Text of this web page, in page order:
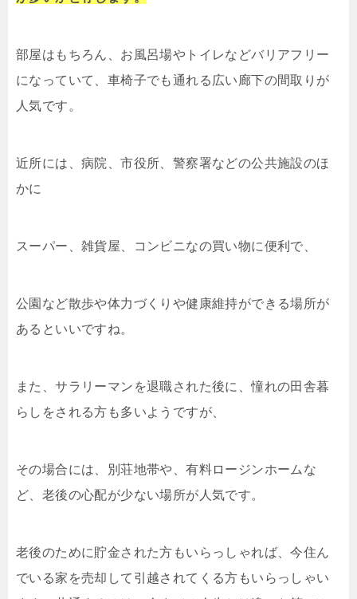
部屋はもちろん、お風呂場やトイレなどバリアフリー
になっていて、車椅子でも通れる広い廊下の間取りが
人気です。
近所には、病院、市役所、警察署などの公共施設のほ
かに
スーパー、雑貨屋、コンビニなの買い物に便利で、
公園など散歩や体力づくりや健康維持ができる場所が
あるといいですね。
また、サラリーマンを退職された後に、憧れの田舎暮
らしをされる方も多いようですが、
その場合には、別荘地帯や、有料ロージンホームな
ど、老後の心配が少ない場所が人気です。
老後のために貯金された方もいらっしゃれば、今住ん
でいる家を売却して引越されてくる方もいらっしゃい